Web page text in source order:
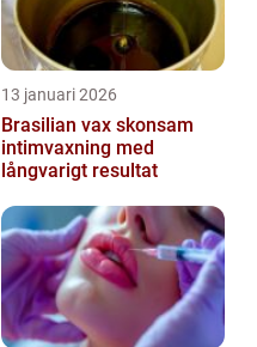
13 januari 2026
Brasilian vax skonsam
intimvaxning med
långvarigt resultat